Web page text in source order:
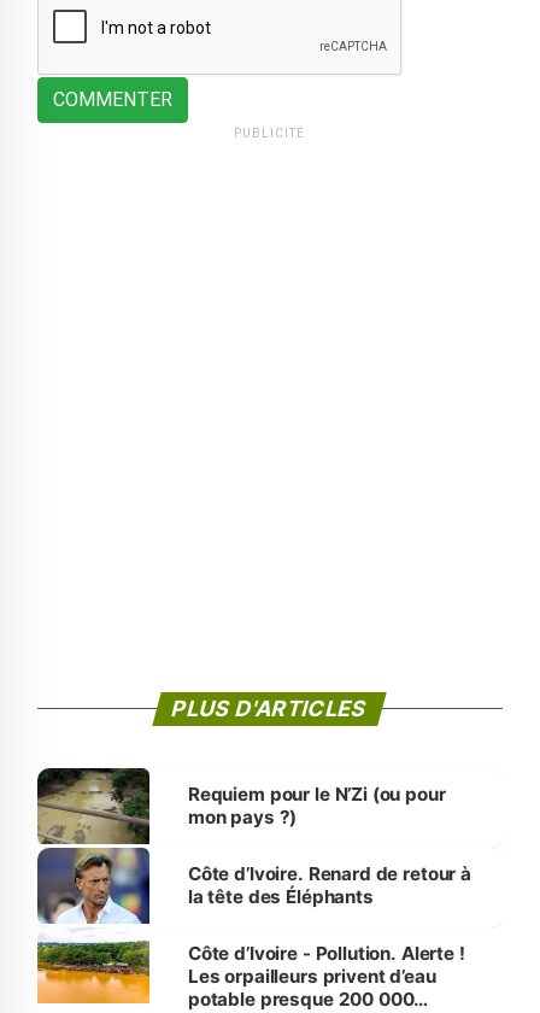
COMMENTER
PUBLICITÉ
PLUS D'ARTICLES
Requiem pour le N’Zi (ou pour
mon pays ?)
Côte d’Ivoire. Renard de retour à
la tête des Éléphants
Côte d’Ivoire - Pollution. Alerte !
Les orpailleurs privent d’eau
potable presque 200 000